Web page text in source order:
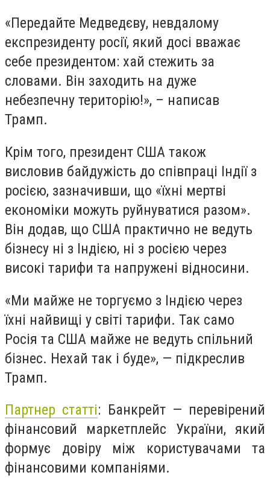
«Передайте Медведєву, невдалому
експрезиденту росії, який досі вважає
себе президентом: хай стежить за
словами. Він заходить на дуже
небезпечну територію!», – написав
Трамп.
Крiм того, президент США також
висловив байдужість до співпраці Індії з
росією, зазначивши, що «їхні мертві
економіки можуть руйнуватися разом».
Він додав, що США практично не ведуть
бізнесу ні з Індією, ні з росією через
високі тарифи та напружені відносини.
«Ми майже не торгуємо з Індією через
їхні найвищі у світі тарифи. Так само
Росія та США майже не ведуть спільний
бізнес. Нехай так і буде», — підкреслив
Трамп.
Партнер статті: Банкрейт — перевірений
фінансовий маркетплейс України, який
формує довіру між користувачами та
фінансовими компаніями.